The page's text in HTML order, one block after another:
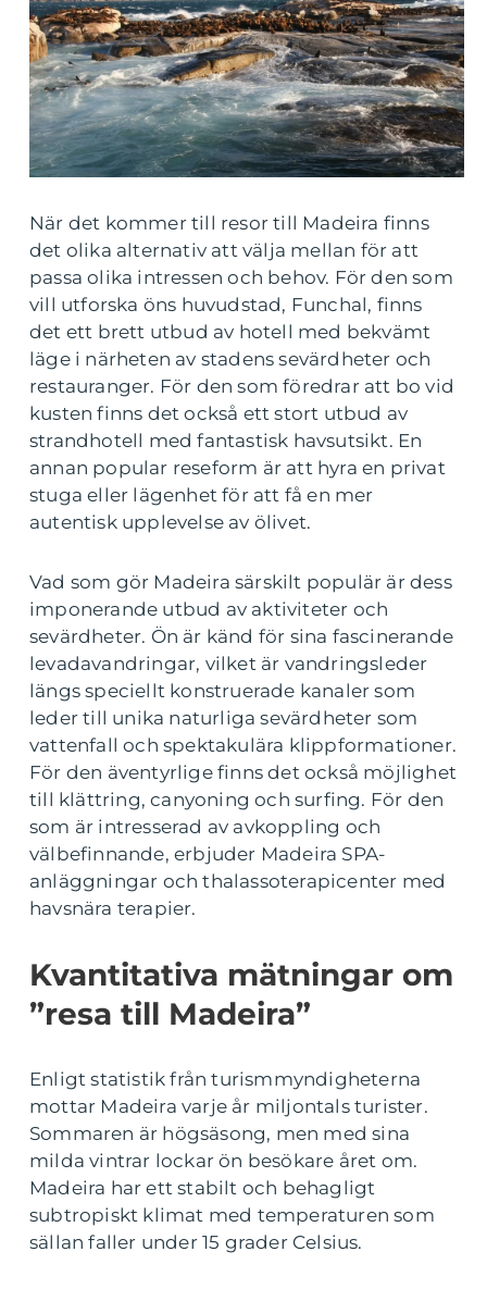
När det kommer till resor till Madeira finns
det olika alternativ att välja mellan för att
passa olika intressen och behov. För den som
vill utforska öns huvudstad, Funchal, finns
det ett brett utbud av hotell med bekvämt
läge i närheten av stadens sevärdheter och
restauranger. För den som föredrar att bo vid
kusten finns det också ett stort utbud av
strandhotell med fantastisk havsutsikt. En
annan popular reseform är att hyra en privat
stuga eller lägenhet för att få en mer
autentisk upplevelse av ölivet.
Vad som gör Madeira särskilt populär är dess
imponerande utbud av aktiviteter och
sevärdheter. Ön är känd för sina fascinerande
levadavandringar, vilket är vandringsleder
längs speciellt konstruerade kanaler som
leder till unika naturliga sevärdheter som
vattenfall och spektakulära klippformationer.
För den äventyrlige finns det också möjlighet
till klättring, canyoning och surfing. För den
som är intresserad av avkoppling och
välbefinnande, erbjuder Madeira SPA-
anläggningar och thalassoterapicenter med
havsnära terapier.
Kvantitativa mätningar om
”resa till Madeira”
Enligt statistik från turismmyndigheterna
mottar Madeira varje år miljontals turister.
Sommaren är högsäsong, men med sina
milda vintrar lockar ön besökare året om.
Madeira har ett stabilt och behagligt
subtropiskt klimat med temperaturen som
sällan faller under 15 grader Celsius.